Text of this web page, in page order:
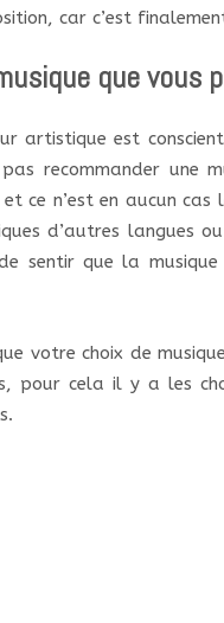
car c’est
que vous
artistique est
recommander une
ce n’est en aucun
d’autres langues
sentir que la
votre choix de
pour cela il y a les